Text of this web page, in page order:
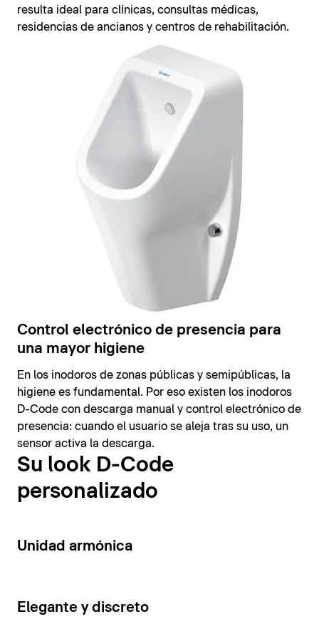
resulta ideal para clínicas, consultas médicas,
residencias de ancianos y centros de rehabilitación.
Control electrónico de presencia para
una mayor higiene
En los inodoros de zonas públicas y semipúblicas, la
higiene es fundamental. Por eso existen los inodoros
D-Code con descarga manual y control electrónico de
presencia: cuando el usuario se aleja tras su uso, un
sensor activa la descarga.
Su look D-Code
personalizado
14
Unidad armónica
15
Elegante y discreto